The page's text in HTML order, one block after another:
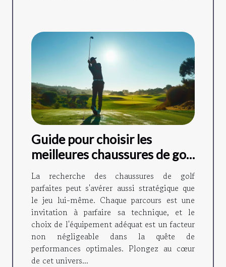
Guide pour choisir les
meilleures chaussures de golf
adaptées à votre style de jeu
La recherche des chaussures de golf
parfaites peut s'avérer aussi stratégique que
le jeu lui-même. Chaque parcours est une
invitation à parfaire sa technique, et le
choix de l'équipement adéquat est un facteur
non négligeable dans la quête de
performances optimales. Plongez au cœur
de cet univers...